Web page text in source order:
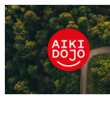
Skip
to
content